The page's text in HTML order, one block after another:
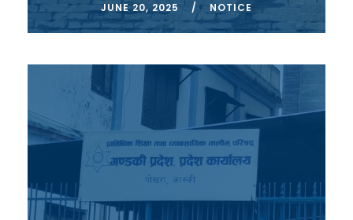
JUNE 20, 2025 NOTICE